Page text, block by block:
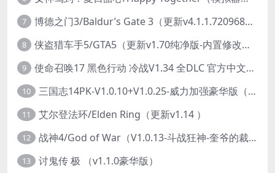
7 博德之门3/Baldur’s Gate 3（更新v4.1.1.7209685）
8 侠盗猎车手5/GTA5（更新v1.70纯净版-内置修改器+通关存档）
9 使命召唤17 黑色行动 冷战V1.34 全DLC 官方中文版COD17
10 三国志14PK-V1.0.10+V1.0.25-威力加强豪华版（武将面容套装-全DLC+季票+特典+中文语音+编辑修改器）
11 艾尔登法环/Elden Ring（更新v1.14 ）
12 战神4/God of War（V1.0.13-斗战狂神-奎爷的裁决+全DLC）
13 讨鬼传 极 （v1.1.0豪华版）